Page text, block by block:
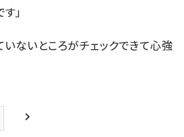
」
ないところがチェックできて心強